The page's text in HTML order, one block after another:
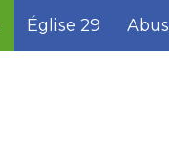
Église 29 Abus